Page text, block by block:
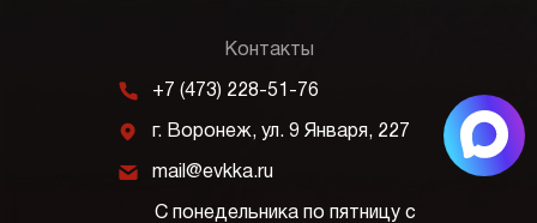
Контакты
m +7 (473) 228-51-76
j г. Воронеж, ул. 9 Января, 227
k mail@evkka.ru
С понедельника по пятницу с